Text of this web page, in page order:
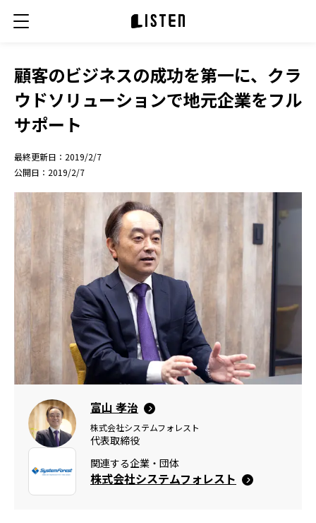
顧客のビジネスの成功を第一に、クラ
ウドソリューションで地元企業をフル
サポート
最終更新日： 2019/2/7
公開日： 2019/2/7
富山 孝治
株式会社システムフォレスト
代表取締役
関連する企業・団体
株式会社システムフォレスト